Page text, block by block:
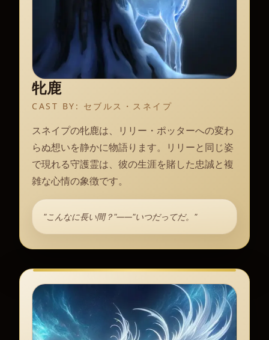
牝鹿
CAST BY: セブルス・スネイプ
スネイプの牝鹿は、リリー・ポッターへの変わ
らぬ想いを静かに物語ります。リリーと同じ姿
で現れる守護霊は、彼の生涯を賭した忠誠と複
雑な心情の象徴です。
"こんなに長い間？"——"いつだってだ。"